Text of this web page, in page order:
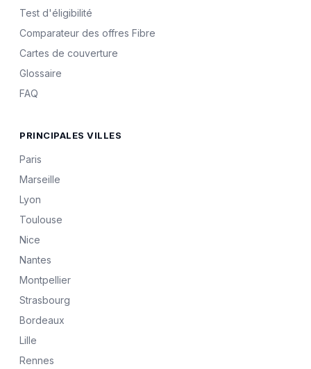
Test d'éligibilité
Comparateur des offres Fibre
Cartes de couverture
Glossaire
FAQ
PRINCIPALES VILLES
Paris
Marseille
Lyon
Toulouse
Nice
Nantes
Montpellier
Strasbourg
Bordeaux
Lille
Rennes